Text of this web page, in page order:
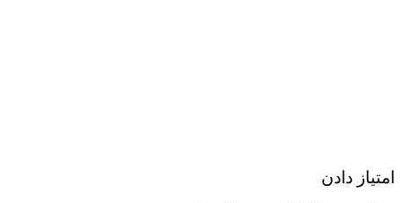
امتیاز دادن